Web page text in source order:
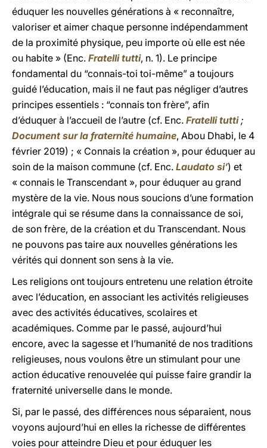
éduquer les nouvelles générations à « reconnaître,
valoriser et aimer chaque personne indépendamment
de la proximité physique, peu importe où elle est née
ou habite » (Enc. Fratelli tutti, n. 1). Le principe
fondamental du “connais-toi toi-même” a toujours
guidé l’éducation, mais il ne faut pas négliger d’autres
principes essentiels : “connais ton frère”, afin
d’éduquer à l’accueil de l’autre (cf. Enc. Fratelli tutti;
Document sur la fraternité humaine, Abou Dhabi, le 4
février 2019) ; « Connais la création », pour éduquer au
soin de la maison commune (cf. Enc. Laudato si’) et
« connais le Transcendant », pour éduquer au grand
mystère de la vie. Nous nous soucions d’une formation
intégrale qui se résume dans la connaissance de soi,
de son frère, de la création et du Transcendant. Nous
ne pouvons pas taire aux nouvelles générations les
vérités qui donnent son sens à la vie.
Les religions ont toujours entretenu une relation étroite
avec l’éducation, en associant les activités religieuses
avec des activités éducatives, scolaires et
académiques. Comme par le passé, aujourd’hui
encore, avec la sagesse et l’humanité de nos traditions
religieuses, nous voulons être un stimulant pour une
action éducative renouvelée qui puisse faire grandir la
fraternité universelle dans le monde.
Si, par le passé, des différences nous séparaient, nous
voyons aujourd’hui en elles la richesse de différentes
voies pour atteindre Dieu et pour éduquer les